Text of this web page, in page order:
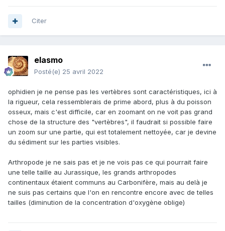
Citer
elasmo
Posté(e) 25 avril 2022
ophidien je ne pense pas les vertèbres sont caractéristiques, ici à
la rigueur, cela ressemblerais de prime abord, plus à du poisson
osseux, mais c'est difficile, car en zoomant on ne voit pas grand
chose de la structure des "vertèbres", il faudrait si possible faire
un zoom sur une partie, qui est totalement nettoyée, car je devine
du sédiment sur les parties visibles.
Arthropode je ne sais pas et je ne vois pas ce qui pourrait faire
une telle taille au Jurassique, les grands arthropodes
continentaux étaient communs au Carbonifère, mais au delà je
ne suis pas certains que l'on en rencontre encore avec de telles
tailles (diminution de la concentration d'oxygène oblige)